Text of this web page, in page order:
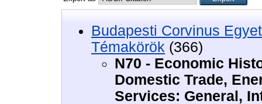
Budapesti Corvinus
Témakörök (366)
N70 - Economic
Domestic Trade,
Services: General,